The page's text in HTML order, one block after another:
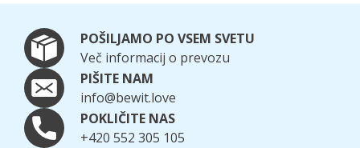
POŠILJAMO PO VSEM SVETU
Več informacij o prevozu
PIŠITE NAM
info@bewit.love
POKLIČITE NAS
+420 552 305 105